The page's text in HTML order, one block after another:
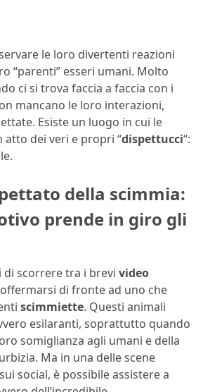
le loro divertenti reazioni
“parenti” esseri umani. Molto
ci si trova faccia a faccia con i
mancano le loro interazioni,
Esiste un luogo in cui le
dei veri e propri “dispettucci“:
della scimmia:
prende in giro gli
scorrere tra i brevi video
di fronte ad uno che
scimmiette. Questi animali
esilaranti, soprattutto quando
somiglianza agli umani e della
Ma in una delle scene
social, è possibile assistere a